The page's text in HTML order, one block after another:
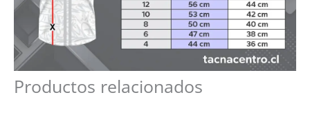
Productos relacionados